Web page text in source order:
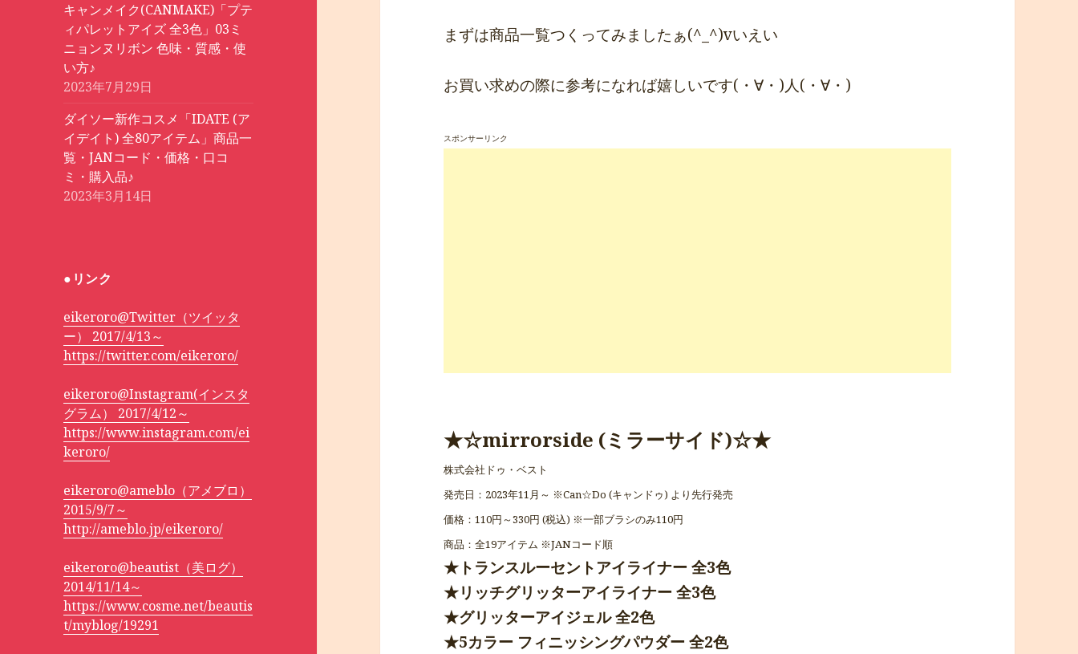
キャンメイク(CANMAKE)「プテ
ィパレットアイズ 全3色」03ミ
ニョンヌリボン 色味・質感・使
い方♪
2023年7月29日
ダイソー新作コスメ「IDATE (ア
イデイト) 全80アイテム」商品一
覧・JANコード・価格・口コ
ミ・購入品♪
2023年3月14日
●リンク
eikeroro@Twitter（ツイッタ
ー） 2017/4/13～
https://twitter.com/eikeroro/
eikeroro@Instagram(インスタ
グラム） 2017/4/12～
https://www.instagram.com/ei
keroro/
eikeroro@ameblo（アメブロ）
2015/9/7～
http://ameblo.jp/eikeroro/
eikeroro@beautist（美ログ）
2014/11/14～
https://www.cosme.net/beautis
t/myblog/19291
まずは商品一覧つくってみましたぁ(^_^)vいえい
お買い求めの際に参考になれば嬉しいです(・∀・)人(・∀・)
スポンサーリンク
★☆mirrorside (ミラーサイド)☆★
株式会社ドゥ・ベスト
発売日：2023年11月～ ※Can☆Do (キャンドゥ) より先行発売
価格：110円～330円 (税込) ※一部ブラシのみ110円
商品：全19アイテム ※JANコード順
★トランスルーセントアイライナー 全3色
★リッチグリッターアイライナー 全3色
★グリッターアイジェル 全2色
★5カラー フィニッシングパウダー 全2色